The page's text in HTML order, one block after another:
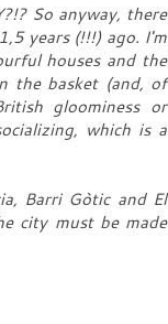
So anyway, there
years (!!!) ago. I'm
houses and the
the basket (and, of
gloominess or
which is a
Barri Gòtic and El
city must be made